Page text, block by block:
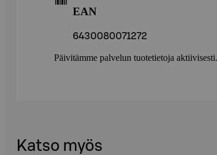
EAN
6430080071272
Päivitämme palvelun tuotetietoja
Katso myös